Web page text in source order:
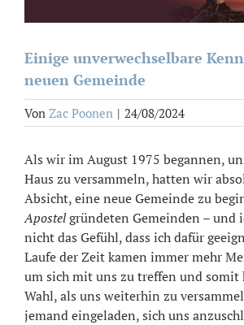
Einige unverwechselbare
neuen Gemeinde
Von Zac Poonen | 24/08/2024
Als wir im August 1975 begannen,
Haus zu versammeln, hatten wir
Absicht, eine neue Gemeinde zu
Apostelgründeten Gemeinden – und
nicht das Gefühl, dass ich dafür
Laufe der Zeit kamen immer mehr
um sich mit uns zu treffen und
Wahl, als uns weiterhin zu
jemand eingeladen, sich uns